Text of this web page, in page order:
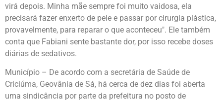
virá depois. Minha mãe sempre foi muito vaidosa, ela
precisará fazer enxerto de pele e passar por cirurgia plástica,
provavelmente, para reparar o que aconteceu". Ele também
conta que Fabiani sente bastante dor, por isso recebe doses
diárias de sedativos.
Município – De acordo com a secretária de Saúde de
Criciúma, Geovânia de Sá, há cerca de dez dias foi aberta
uma sindicância por parte da prefeitura no posto de